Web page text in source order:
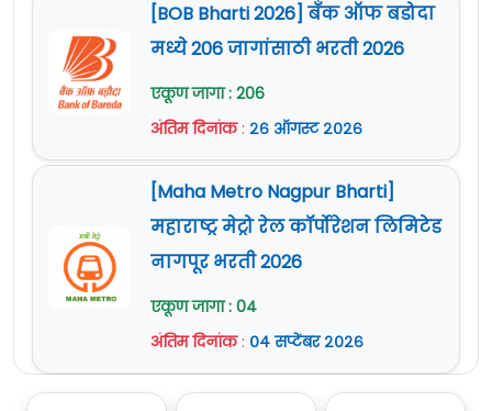
[BOB Bharti 2026] बँक ऑफ बडोदा
मध्ये 206 जागांसाठी भरती 2026
एकूण जागा : 206
अंतिम दिनांक: २६ ऑगस्ट २०२६
[Maha Metro Nagpur Bharti]
महाराष्ट्र मेट्रो रेल कॉर्पोरेशन लिमिटेड
नागपूर भरती 2026
एकूण जागा : 04
अंतिम दिनांक: ०४ सप्टेंबर २०२६